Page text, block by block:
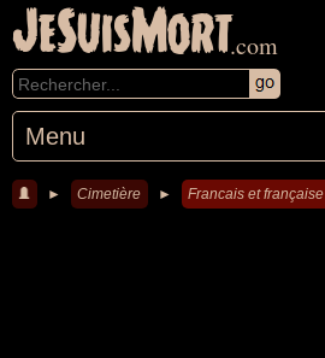
JeSuisMort.com
Menu
► Cimetière ► Francais et française